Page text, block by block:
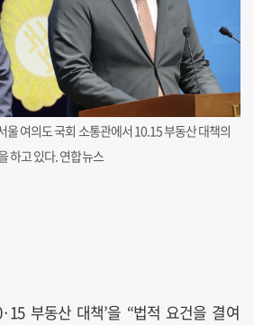
울 여의도 국회 소통관에서 10.15 부동산 대책의
하고 있다. 연합뉴스
부동산 대책’을 “법적 요건을 결여